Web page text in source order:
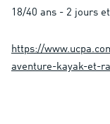
18/40 ans - 2 jours
https://
aventure-kayak-et-